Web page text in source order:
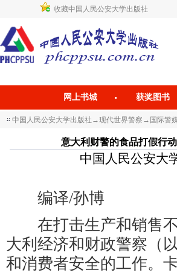
收藏中国人民公安大学出版社
网上书城 获奖图书
中国人民公安大学出版社 →现代世界警察 → 国际警
意大利财警的食品打假行
中国人民公安大
编译/孙博
在打击生产和销售不
大利经济和财政警察（
和消费者安全的工作。